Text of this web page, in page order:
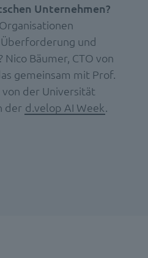
Unternehmen?
und
Bäumer, CTO von
gemeinsam mit Prof.
der Universität
der d.velop AI Week.